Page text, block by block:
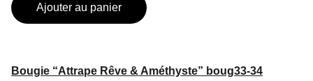
Ajouter au panier
Bougie “Attrape Rêve & Améthyste” boug33-34